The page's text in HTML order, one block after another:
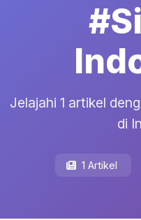
Jelajahi 1 artikel
di
1 Artikel